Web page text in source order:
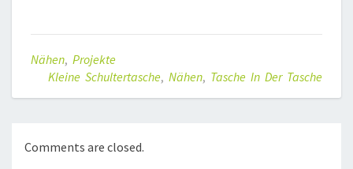
Nähen, Projekte
Kleine Schultertasche, Nähen, Tasche In Der Tasche
Comments are closed.